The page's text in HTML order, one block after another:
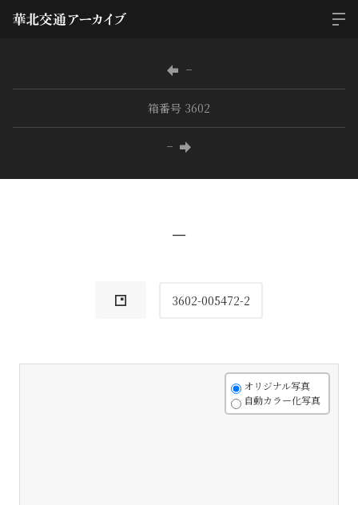
−
箱番号 3602
−
−
3602-005472-2
オリジナル写真
自動カラー化写真